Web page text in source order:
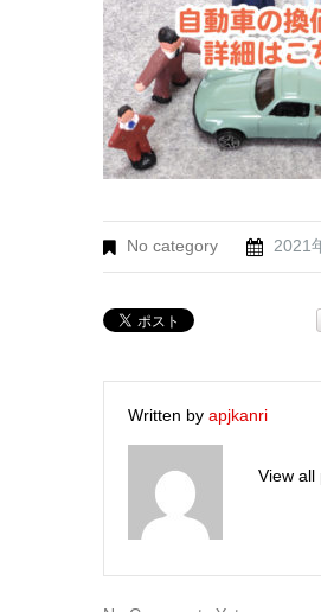
No category 2021
Written by apjkanri
View all